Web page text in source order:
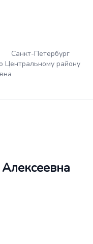
Санкт-Петербург
Центральному району